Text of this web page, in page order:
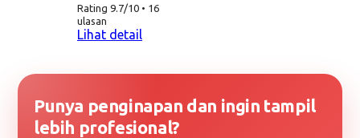
Rating 9.7/10 • 16
ulasan
Lihat detail
Punya penginapan dan ingin tampil
lebih profesional?